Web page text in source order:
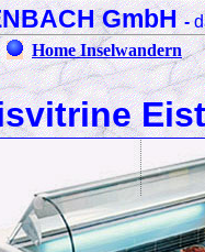
GmbH-
Home Inselwandern